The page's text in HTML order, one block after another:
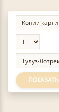
ПОКАЗАТЬ